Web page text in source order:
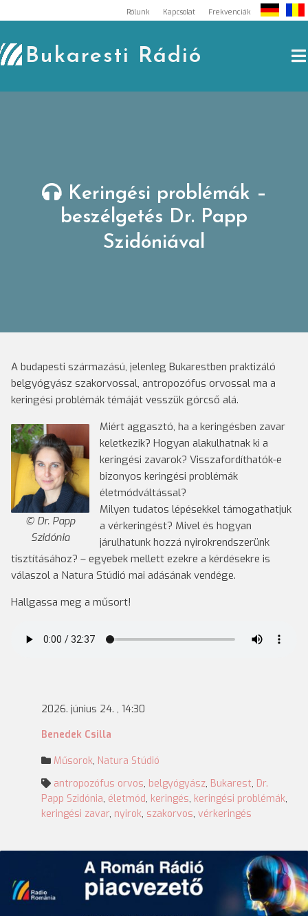
to
content
Rólunk Kapcsolat Frekvenciák
Bukaresti Rádió
Keringési problémák –
beszélgetés Dr. Papp
Szidóniával
A budapesti származású, jelenleg Bukarestben praktizáló
belgyógyász szakorvossal, antropozófus orvossal ma a
keringési problémák témáját vesszük górcső alá.
Dr. Papp
Szidónia
Miért aggasztó, ha a keringésben zavar
keletkezik? Hogyan alakulhatnak ki a
keringési zavarok? Visszafordíthatók-e
bizonyos keringési problémák
életmódváltással?
Milyen tudatos lépésekkel támogathatjuk
a vérkeringést? Mivel és hogyan
járulhatunk hozzá nyirokrendszerünk
tisztításához? – egyebek mellett ezekre a kérdésekre is
válaszol a Natura Stúdió mai adásának vendége.
Hallgassa meg a műsort!
2026. június 24. , 14:30
Benedek Csilla
Műsorok, Natura Stúdió
antropozófus orvos, belgyógyász, Bukarest, Dr.
Papp Szidónia, életmód, keringés, keringési problémák,
keringési zavar, nyirok, szakorvos, vérkeringés